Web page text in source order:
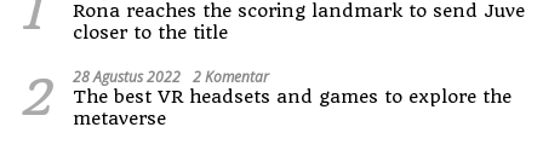
Rona reaches the scoring landmark to send Juve
closer to the title
2 28 Agustus 2022 2 Komentar
The best VR headsets and games to explore the
metaverse